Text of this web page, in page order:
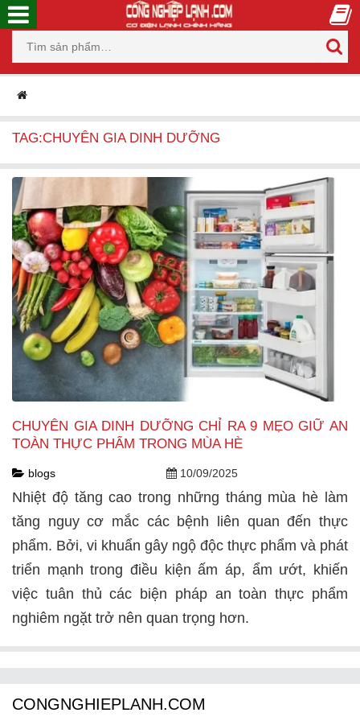
TAG:CHUYÊN GIA DINH DƯỠNG
CHUYÊN GIA DINH DƯỠNG CHỈ RA 9 MẸO GIỮ AN
TOÀN THỰC PHẨM TRONG MÙA HÈ
blogs 10/09/2025
Nhiệt độ tăng cao trong những tháng mùa hè làm
tăng nguy cơ mắc các bệnh liên quan đến thực
phẩm. Bởi, vi khuẩn gây ngộ độc thực phẩm và phát
triển mạnh trong điều kiện ấm áp, ẩm ướt, khiến
việc tuân thủ các biện pháp an toàn thực phẩm
nghiêm ngặt trở nên quan trọng hơn.
CONGNGHIEPLANH.COM